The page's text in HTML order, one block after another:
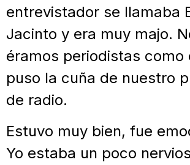
entrevistador se llamaba
Jacinto y era muy majo.
éramos periodistas como
puso la cuña de nuestro
de radio.
Estuvo muy bien, fue
Yo estaba un poco